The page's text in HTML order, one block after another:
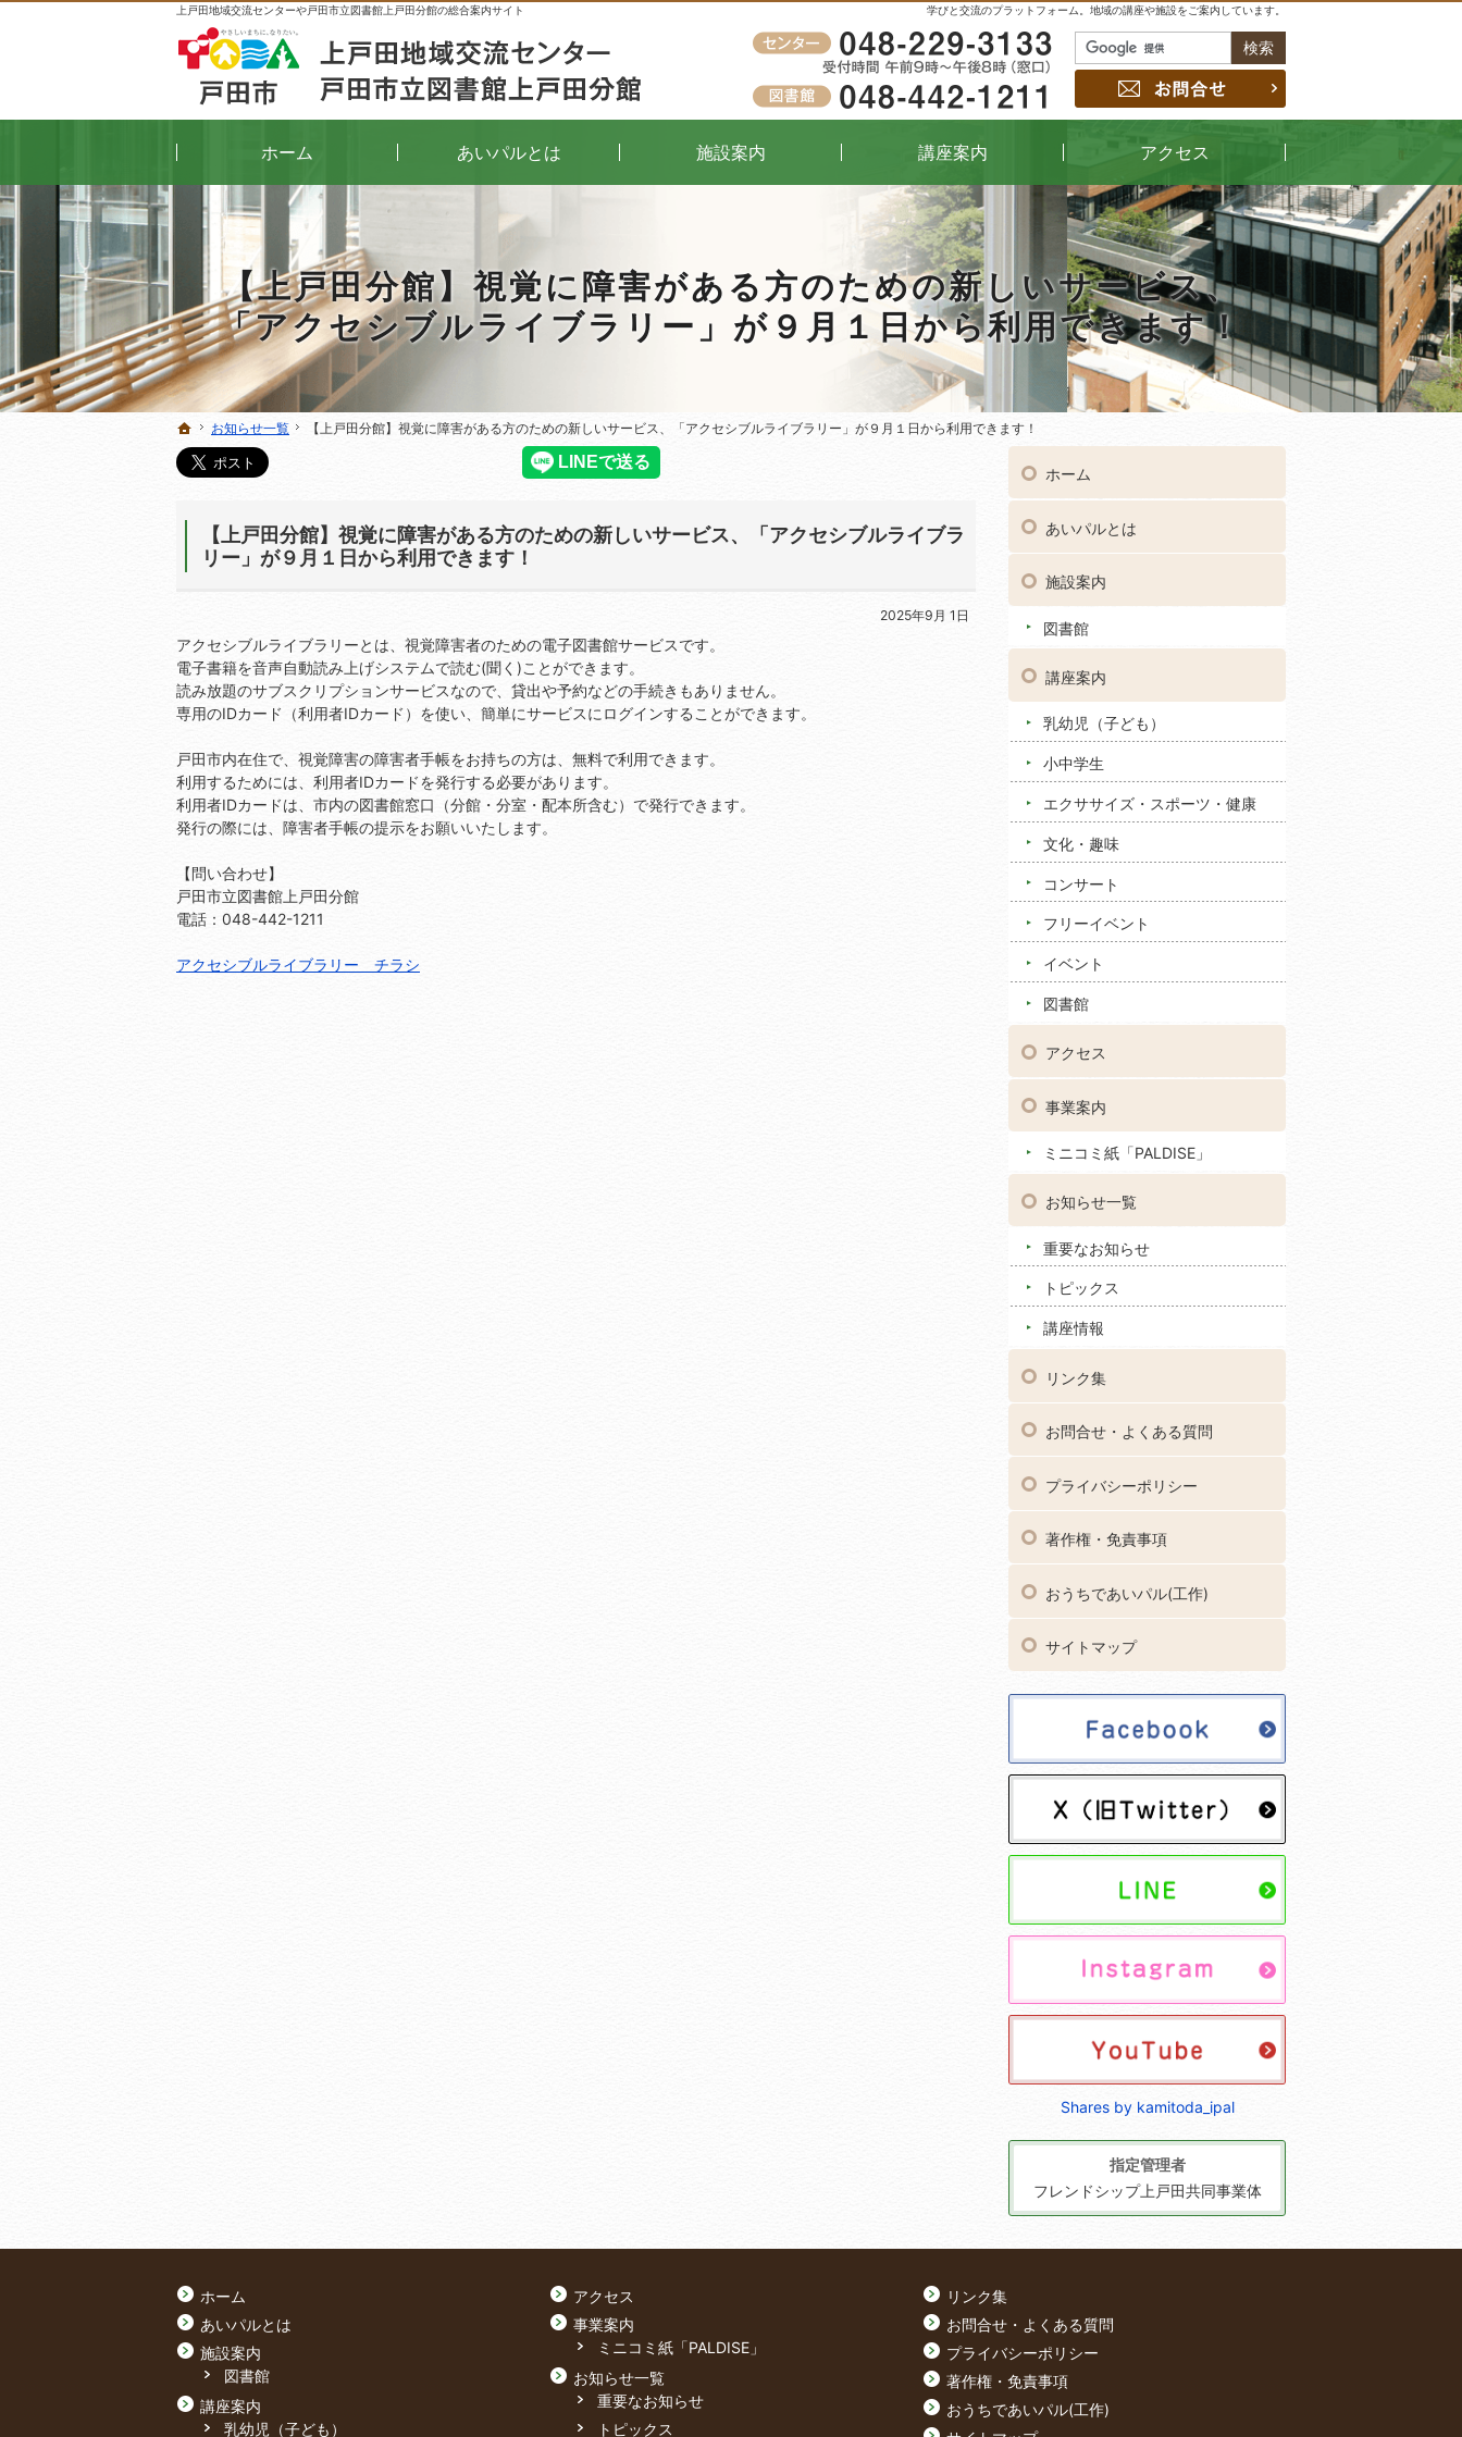
【上戸田分館】視覚に障害がある方のための新しいサービス、
「アクセシブルライブラリー」が９月１日から利用できます！
学びと交流のプラットフォーム。地域の講座や施設をご案内しています。
上戸田地域交流センターや戸田市立図書館上戸田分館の総合案内サイト
ホーム
お知らせ一覧 【上戸田分館】視覚に障害がある方のための新しいサービス、「アクセシブルライブラリー」が９月１日から利用できます！
【上戸田分館】視覚に障害がある方のための新しいサービス、「アクセシブルライブラ
リー」が９月１日から利用できます！
2025年9月 1日
アクセシブルライブラリーとは、視覚障害者のための電子図書館サービスです。
電子書籍を音声自動読み上げシステムで読む(聞く)ことができます。
読み放題のサブスクリプションサービスなので、貸出や予約などの手続きもありません。
専用のIDカード（利用者IDカード）を使い、簡単にサービスにログインすることができます。
戸田市内在住で、視覚障害の障害者手帳をお持ちの方は、無料で利用できます。
利用するためには、利用者IDカードを発行する必要があります。
利用者IDカードは、市内の図書館窓口（分館・分室・配本所含む）で発行できます。
発行の際には、障害者手帳の提示をお願いいたします。
【問い合わせ】
戸田市立図書館上戸田分館
電話：048-442-1211
アクセシブルライブラリー チラシ
ホーム
あいパルとは
施設案内
図書館
講座案内
乳幼児（子ども）
小中学生
エクササイズ・スポーツ・健康
文化・趣味
コンサート
フリーイベント
イベント
図書館
アクセス
事業案内
ミニコミ紙「PALDISE」
お知らせ一覧
重要なお知らせ
トピックス
講座情報
リンク集
お問合せ・よくある質問
プライバシーポリシー
著作権・免責事項
おうちであいパル(工作)
サイトマップ
Shares by kamitoda_ipal
指定管理者
フレンドシップ上戸田共同事業体
ホーム
お知らせ一覧 【上戸田分館】視覚に障害がある方のための新しいサービス、「アクセシブルライブラリー」が９月１日から利用できます！
048-229-3133
受付時間
午前9時～午後8時（窓口）
048-442-1211
ホーム あいパルとは 施設案内 講座案内 アクセス
ホーム
あいパルとは
施設案内
図書館
講座案内
乳幼児（子ども）
アクセス
事業案内
ミニコミ紙「PALDISE」
お知らせ一覧
重要なお知らせ
トピックス
リンク集
お問合せ・よくある質問
プライバシーポリシー
著作権・免責事項
おうちであいパル(工作)